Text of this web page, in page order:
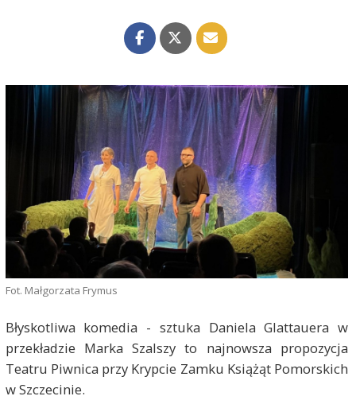
Fot. Małgorzata Frymus
Błyskotliwa komedia - sztuka Daniela Glattauera w
przekładzie Marka Szalszy to najnowsza propozycja
Teatru Piwnica przy Krypcie Zamku Książąt Pomorskich
w Szczecinie.